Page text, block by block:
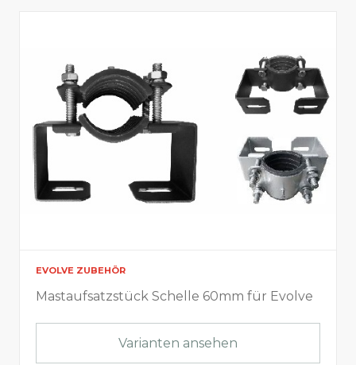
EVOLVE ZUBEHÖR
Mastaufsatzstück Schelle 60mm für Evolve
Varianten ansehen